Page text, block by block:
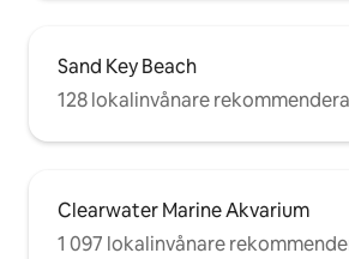
Sand Key Beach
128 lokalinvånare
Clearwater Marine Akvarium
1 097 lokalinvånare